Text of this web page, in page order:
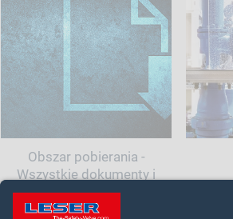
Obszar pobierania -
Wszystkie dokumenty i
informacje dla Twojego
zaworu bezpieczeństwa